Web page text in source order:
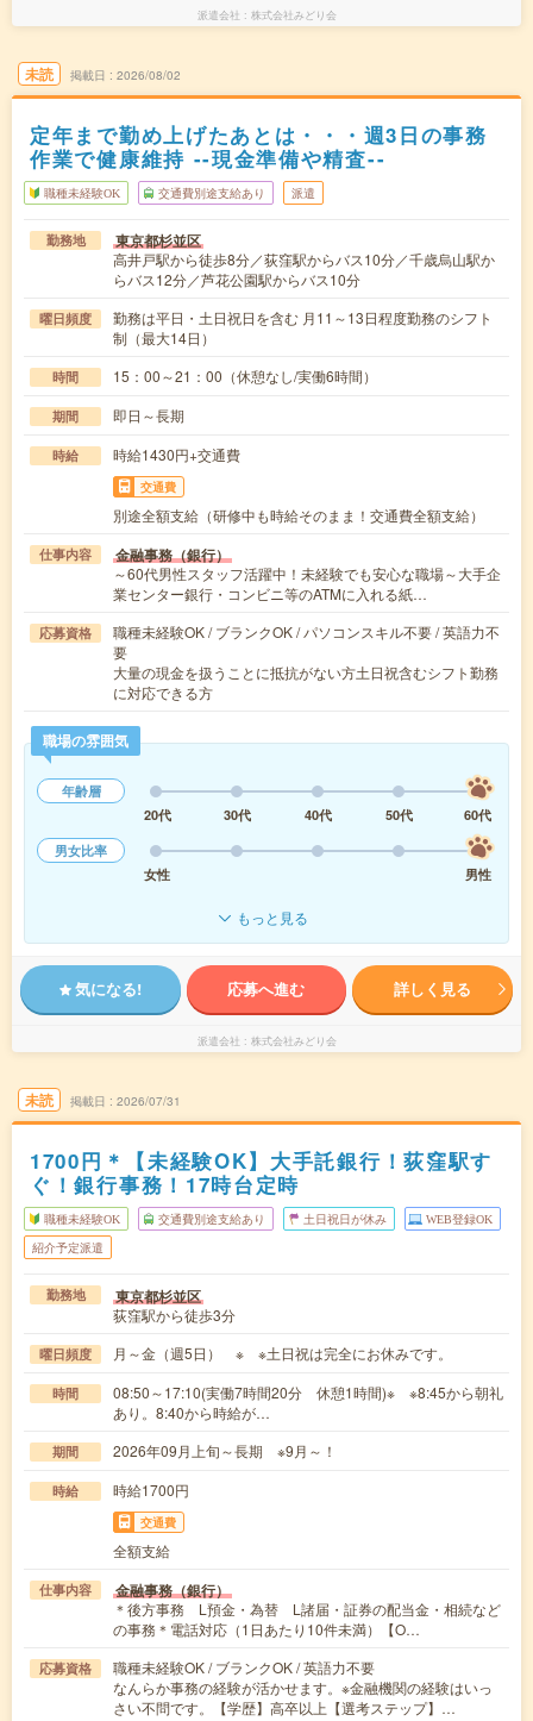
派遣会社 株式会社みどり会
未読 掲載日 2026/08/02
定年まで勤め上げたあとは・・・週3日の事務
作業で健康維持 --現金準備や精査--
職種未経験OK 交通費別途支給あり 派遣
勤務地 東京都杉並区
高井戸駅から徒歩8分／荻窪駅からバス10分／千歳烏山駅か
らバス12分／芦花公園駅からバス10分
曜日頻度
勤務は平日・土日祝日を含む 月11～13日程度勤務のシフト
制（最大14日）
時間 15：00～21：00（休憩なし/実働6時間）
期間 即日～長期
時給 時給1430円+交通費
交通費
別途全額支給（研修中も時給そのまま！交通費全額支給）
仕事内容 金融事務（銀行）
～60代男性スタッフ活躍中！未経験でも安心な職場～大手企
業センター銀行・コンビニ等のATMに入れる紙…
応募資格
職種未経験OK / ブランクOK / パソコンスキル不要 / 英語力不
要
大量の現金を扱うことに抵抗がない方土日祝含むシフト勤務
に対応できる方
職場の雰囲気
年齢層
20代
30代 40代 50代
60代
男女比率
女性
男性
もっと見る
気になる! 応募へ進む 詳しく見る
派遣会社 株式会社みどり会
未読 掲載日 2026/07/31
1700円＊【未経験OK】大手託銀行！荻窪駅す
ぐ！銀行事務！17時台定時
職種未経験OK 交通費別途支給あり 土日祝日が休み WEB登録OK
紹介予定派遣
勤務地 東京都杉並区
荻窪駅から徒歩3分
曜日頻度 月～金（週5日） ※ ※土日祝は完全にお休みです。
時間
08:50～17:10(実働7時間20分 休憩1時間)※ ※8:45から朝礼
あり。8:40から時給が…
期間 2026年09月上旬～長期 ※9月～！
時給 時給1700円
交通費
全額支給
仕事内容 金融事務（銀行）
＊後方事務 L預金・為替 L諸届・証券の配当金・相続など
の事務＊電話対応（1日あたり10件未満）【O…
応募資格
職種未経験OK / ブランクOK / 英語力不要
なんらか事務の経験が活かせます。※金融機関の経験はいっ
さい不問です。【学歴】高卒以上【選考ステップ】…